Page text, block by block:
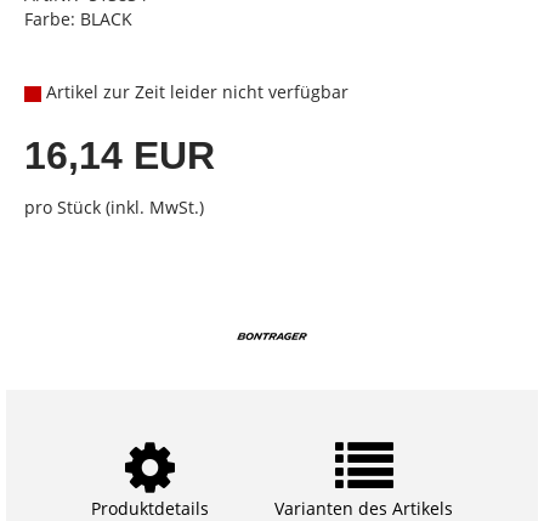
Farbe: BLACK
Artikel zur Zeit leider nicht verfügbar
16,14 EUR
pro Stück (inkl. MwSt.)
Produktdetails Varianten des Artikels